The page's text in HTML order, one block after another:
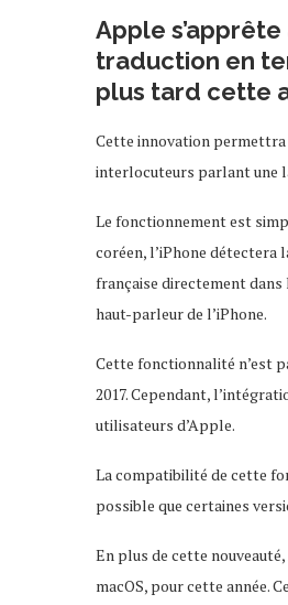
Apple
traduction en
plus tard cette
Cette innovation permettra
interlocuteurs parlant une
Le fonctionnement est
coréen, l’iPhone
française directement
haut-parleur de l’iPhone.
Cette fonctionnalité n’est
2017. Cependant,
utilisateurs d’Apple.
La compatibilité de cette
possible que certaines
En plus de cette
macOS, pour cette année.